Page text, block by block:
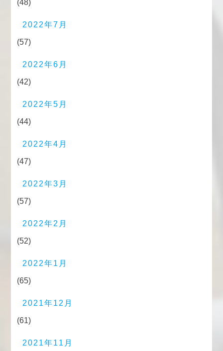
(48)
2022年7月
(57)
2022年6月
(42)
2022年5月
(44)
2022年4月
(47)
2022年3月
(57)
2022年2月
(52)
2022年1月
(65)
2021年12月
(61)
2021年11月